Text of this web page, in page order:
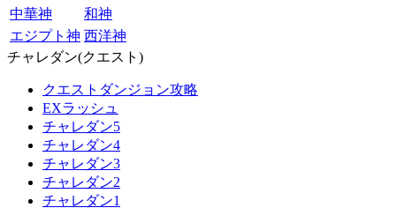
中華神
和神
エジプト神 西洋神
チャレダン(クエスト)
クエストダンジョン攻略
EXラッシュ
チャレダン5
チャレダン4
チャレダン3
チャレダン2
チャレダン1